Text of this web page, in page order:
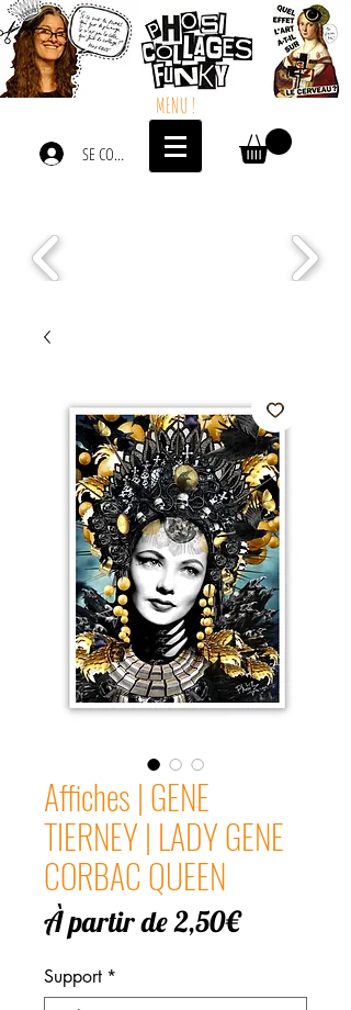
MENU !
SE CONNECTER
Affiches | GENE
TIERNEY | LADY GENE
CORBAC QUEEN
À partir de2,50€Prix
Support *